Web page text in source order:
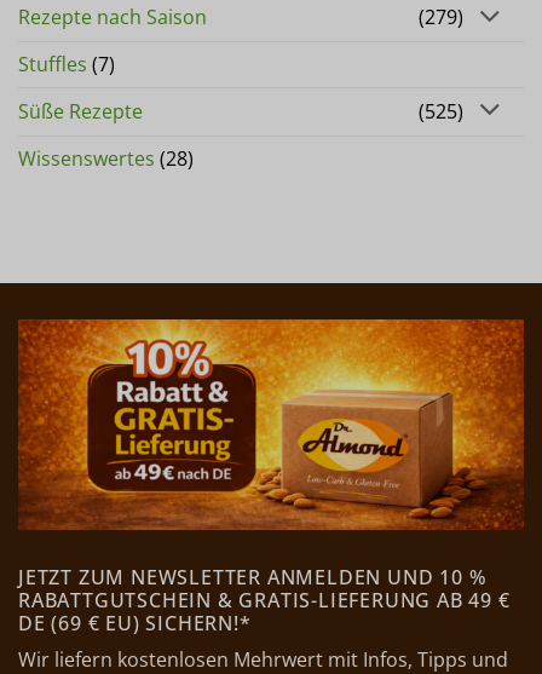
Rezepte nach Saison
(279)
Stuffles (7)
Süße Rezepte
(525)
Wissenswertes (28)
JETZT ZUM NEWSLETTER ANMELDEN UND 10 %
RABATTGUTSCHEIN & GRATIS-LIEFERUNG AB 49 €
DE (69 € EU) SICHERN!*
Wir liefern kostenlosen Mehrwert mit Infos, Tipps und